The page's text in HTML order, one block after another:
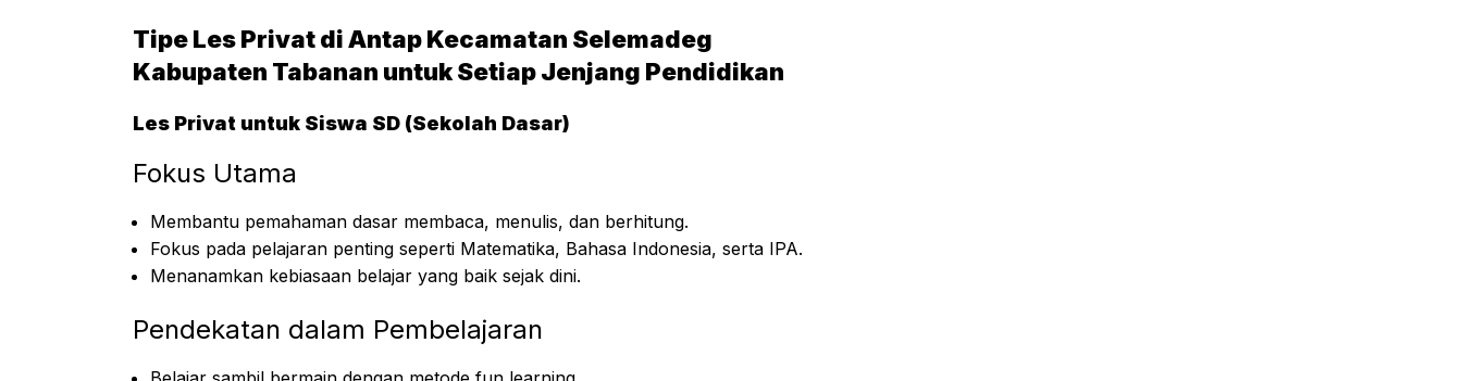
Tipe Les Privat di Antap Kecamatan Selemadeg
Kabupaten Tabanan untuk Setiap Jenjang Pendidikan
Les Privat untuk Siswa SD (Sekolah Dasar)
Fokus Utama
Membantu pemahaman dasar membaca, menulis, dan berhitung.
Fokus pada pelajaran penting seperti Matematika, Bahasa Indonesia, serta IPA.
Menanamkan kebiasaan belajar yang baik sejak dini.
Pendekatan dalam Pembelajaran